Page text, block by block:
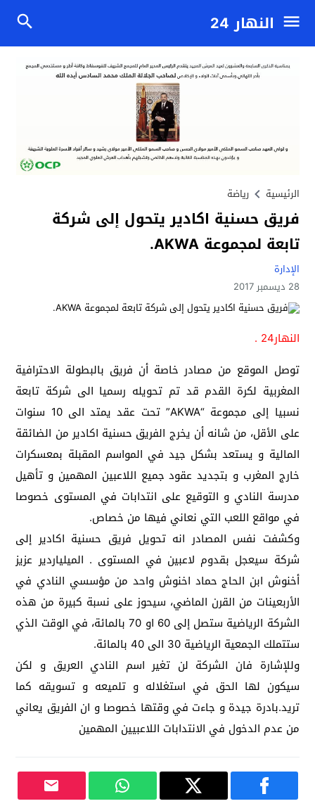
النهار 24
الرئيسية رياضة
فريق حسنية اكادير يتحول إلى شركة
تابعة لمجموعة AKWA.
الإدارة
28 ديسمبر 2017
النهار24 .
توصل الموقع من مصادر خاصة أن فريق بالبطولة الاحترافية
المغربية لكرة القدم قد تم تحويله رسميا الى شركة تابعة
نسبيا إلى مجموعة “AKWA” تحت عقد يمتد الى 10 سنوات
على الأقل، من شانه أن يخرج الفريق حسنية اكادير من الضائقة
المالية و يستعد بشكل جيد في المواسم المقبلة بمعسكرات
خارج المغرب و بتجديد عقود جميع اللاعبين المهمين و تأهيل
مدرسة النادي و التوقيع على انتدابات في المستوى خصوصا
في مواقع اللعب التي نعاني فيها من خصاص.
وكشفت نفس المصادر انه تحويل فريق حسنية اكادير إلى
شركة سيعجل بقدوم لاعبين في المستوى . الميلياردير عزيز
أخنوش ابن الحاج حماد اخنوش واحد من مؤسسي النادي في
الأربعينات من القرن الماضي، سيحوز على نسبة كبيرة من هذه
الشركة الرياضية ستصل إلى 60 او 70 بالمائة، في الوقت الذي
ستتملك الجمعية الرياضية 30 الى 40 بالمائة.
وللإشارة فان الشركة لن تغير اسم النادي العريق و لكن
سيكون لها الحق في استغلاله و تلميعه و تسويقه كما
تريد.بادرة جيدة و جاءت في وقتها خصوصا و ان الفريق يعاني
من عدم الدخول في الانتدابات اللاعبيين المهمين